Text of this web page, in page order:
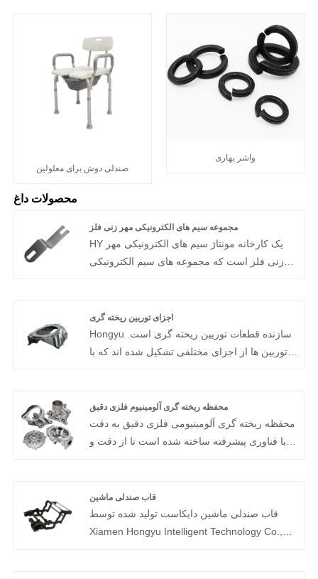
صندلی دوش برای معلولین
واشر بهاری
محصولات داغ
مجموعه سیم های الکترونیکی مهر زنی فلز
HY یک کارخانه مونتاژ سیم های الکترونیکی مهر
زنی فلز است که مجموعه های سیم الکترونیکی
شامل لوازم خانگی، تجهیزات الکتریکی، الکترونیک
و روشنایی است. نزدیک به 20 سال تجربه در مهر
زنی دقیق فلزات.
اجزای توربین ریخته گری
Hongyu سازنده قطعات توربین ریخته گری است.
توربین ها از اجزای مختلفی تشکیل شده اند که با
محفظه ریخته گری آلومینیوم فلزی دقیق
محفظه ریخته گری آلومینیومی فلزی دقیق به دقت
با فناوری پیشرفته ساخته شده است تا از دقت و
و ماهر نظارت می شود و اطمینان حاصل می کنند
که محصولات ما مطابق با استانداردهای صنعت
هستند و از آنها فراتر می روند.
قاب صندلی ماشین
قاب صندلی ماشین دایکاست تولید شده توسط
Xiamen Hongyu Intelligent Technology Co.,